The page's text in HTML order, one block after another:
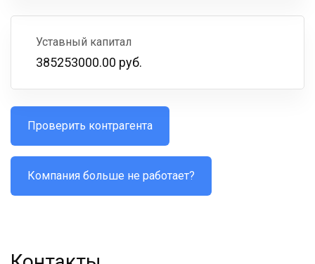
Уставный капитал
385253000.00 руб.
Проверить контрагента
Компания больше не работает?